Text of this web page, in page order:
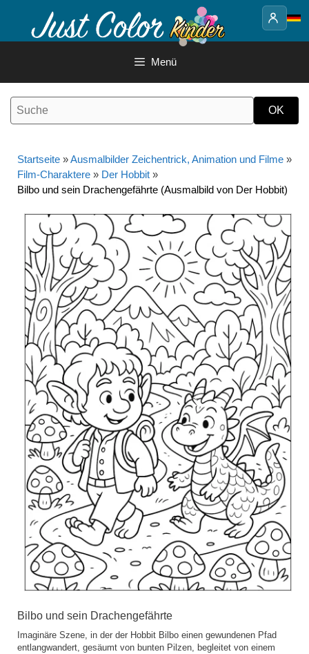
Inhalt
Menü
Startseite »Ausmalbilder Zeichentrick, Animation und Filme »
Film-Charaktere » Der Hobbit »
Bilbo und sein Drachengefährte (Ausmalbild von Der Hobbit)
Bilbo und sein Drachengefährte
Imaginäre Szene, in der der Hobbit Bilbo einen gewundenen Pfad
entlangwandert, gesäumt von bunten Pilzen, begleitet von einem